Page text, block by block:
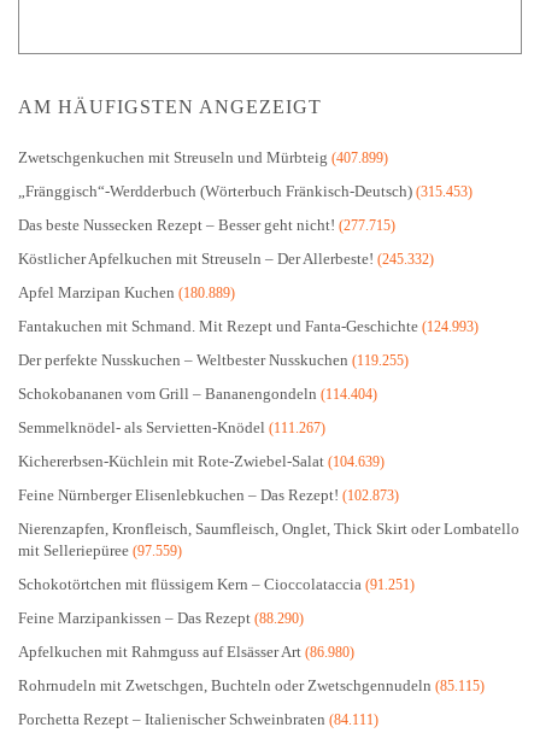
AM HÄUFIGSTEN ANGEZEIGT
Zwetschgenkuchen mit Streuseln und Mürbteig (407.899)
„Fränggisch“-Werdderbuch (Wörterbuch Fränkisch-Deutsch) (315.453)
Das beste Nussecken Rezept – Besser geht nicht! (277.715)
Köstlicher Apfelkuchen mit Streuseln – Der Allerbeste! (245.332)
Apfel Marzipan Kuchen (180.889)
Fantakuchen mit Schmand. Mit Rezept und Fanta-Geschichte (124.993)
Der perfekte Nusskuchen – Weltbester Nusskuchen (119.255)
Schokobananen vom Grill – Bananengondeln (114.404)
Semmelknödel- als Servietten-Knödel (111.267)
Kichererbsen-Küchlein mit Rote-Zwiebel-Salat (104.639)
Feine Nürnberger Elisenlebkuchen – Das Rezept! (102.873)
Nierenzapfen, Kronfleisch, Saumfleisch, Onglet, Thick Skirt oder Lombatello
mit Selleriepüree (97.559)
Schokotörtchen mit flüssigem Kern – Cioccolataccia (91.251)
Feine Marzipankissen – Das Rezept (88.290)
Apfelkuchen mit Rahmguss auf Elsässer Art (86.980)
Rohrnudeln mit Zwetschgen, Buchteln oder Zwetschgennudeln (85.115)
Porchetta Rezept – Italienischer Schweinbraten (84.111)